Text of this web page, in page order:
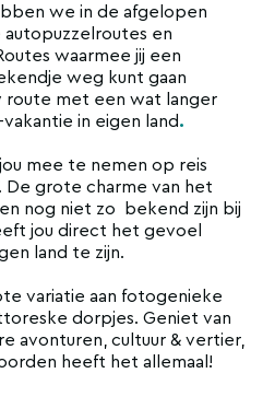
we in de afgelopen
en
waarmee jij een
weg kunt gaan
route met een wat langer
in eigen land.
mee te nemen op reis
grote charme van het
nog niet zo bekend zijn bij
jou direct het gevoel
land te zijn.
variatie aan fotogenieke
dorpjes. Geniet van
avonturen, cultuur & vertier,
heeft het allemaal!